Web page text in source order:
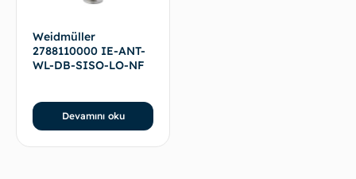
Weidmüller
2788110000 IE-ANT-
WL-DB-SISO-LO-NF
Devamını oku